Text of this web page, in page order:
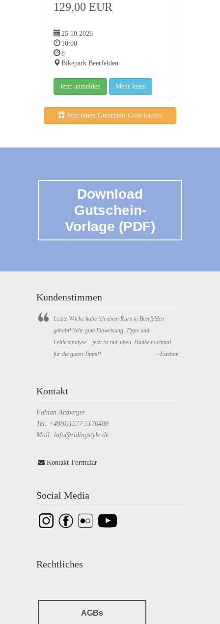
129,00 EUR
25.10.2026
10:00
8
Bikepark Beerfelden
Jetzt anmelden Mehr lesen
Jetzt einen Gutschein-Code kaufen
Download
Gutschein-
Vorlage (PDF)
Kundenstimmen
Letzte Woche habe ich einen Kurs in Beerfelden
gehabt! Sehr gute Einweisung, Tipps und
Fehleranalyse – jetzt ist nur üben. Danke nochmal
für die guten Tipps!!
--Esteban
Kontakt
Fabian Arzberger
Tel: +49(0)1577 5170489
Mail: info@ridingstyle.de
Kontakt-Formular
Social Media
Rechtliches
AGBs